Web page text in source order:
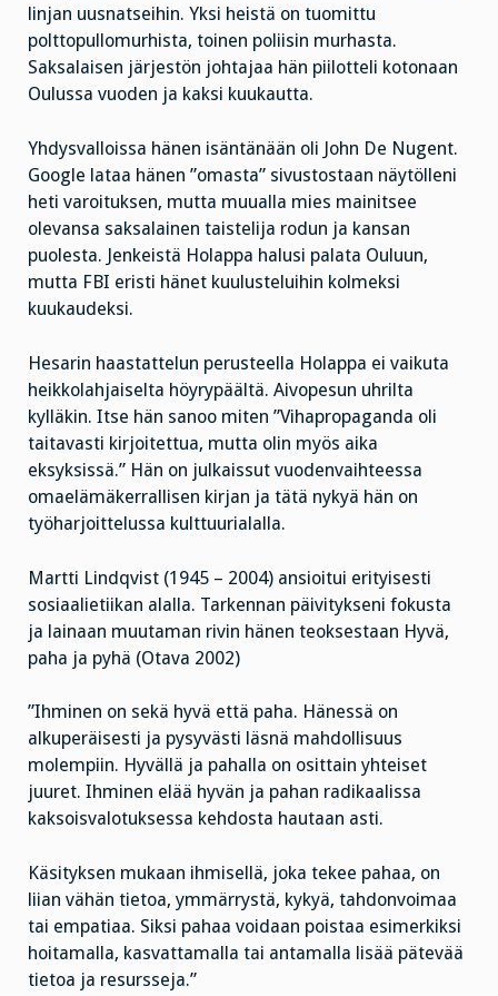
linjan uusnatseihin. Yksi heistä on tuomittu
polttopullomurhista, toinen poliisin murhasta.
Saksalaisen järjestön johtajaa hän piilotteli kotonaan
Oulussa vuoden ja kaksi kuukautta.
Yhdysvalloissa hänen isäntänään oli John De Nugent.
Google lataa hänen ”omasta” sivustostaan näytölleni
heti varoituksen, mutta muualla mies mainitsee
olevansa saksalainen taistelija rodun ja kansan
puolesta. Jenkeistä Holappa halusi palata Ouluun,
mutta FBI eristi hänet kuulusteluihin kolmeksi
kuukaudeksi.
Hesarin haastattelun perusteella Holappa ei vaikuta
heikkolahjaiselta höyrypäältä. Aivopesun uhrilta
kylläkin. Itse hän sanoo miten ”Vihapropaganda oli
taitavasti kirjoitettua, mutta olin myös aika
eksyksissä.” Hän on julkaissut vuodenvaihteessa
omaelämäkerrallisen kirjan ja tätä nykyä hän on
työharjoittelussa kulttuurialalla.
Martti Lindqvist (1945 – 2004) ansioitui erityisesti
sosiaalietiikan alalla. Tarkennan päivitykseni fokusta
ja lainaan muutaman rivin hänen teoksestaan Hyvä,
paha ja pyhä (Otava 2002)
”Ihminen on sekä hyvä että paha. Hänessä on
alkuperäisesti ja pysyvästi läsnä mahdollisuus
molempiin. Hyvällä ja pahalla on osittain yhteiset
juuret. Ihminen elää hyvän ja pahan radikaalissa
kaksoisvalotuksessa kehdosta hautaan asti.
Käsityksen mukaan ihmisellä, joka tekee pahaa, on
liian vähän tietoa, ymmärrystä, kykyä, tahdonvoimaa
tai empatiaa. Siksi pahaa voidaan poistaa esimerkiksi
hoitamalla, kasvattamalla tai antamalla lisää pätevää
tietoa ja resursseja.”